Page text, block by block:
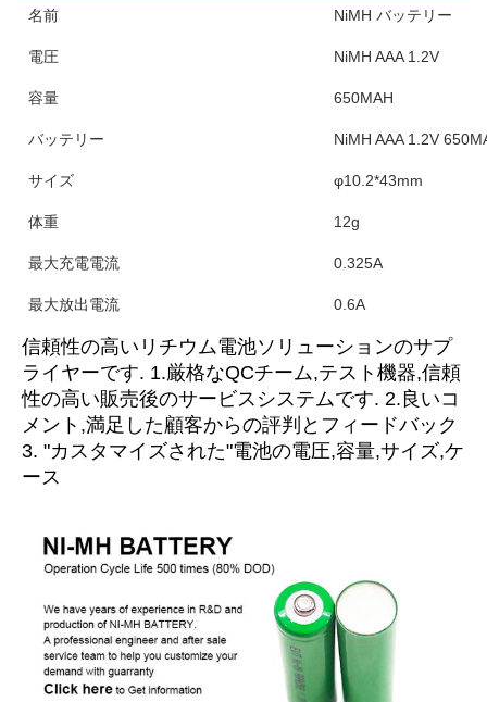
名前 NiMH バッテリー
電圧 NiMH AAA 1.2V
容量 650MAH
バッテリー NiMH AAA 1.2V
サイズ φ10.2*43mm
体重 12g
最大充電電流 0.325A
最大放出電流 0.6A
信頼性の高いリチウム電池ソリューションのサプ
ライヤーです. 1.厳格なQCチーム,テスト機器,信頼
性の高い販売後のサービスシステムです. 2.良いコ
メント,満足した顧客からの評判とフィードバック
3. "カスタマイズされた"電池の電圧,容量,サイズ,ケ
ース